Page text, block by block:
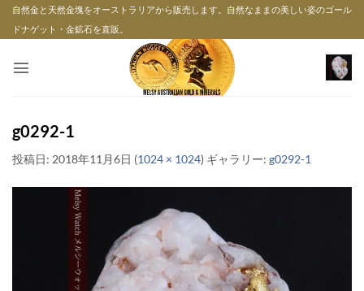
Skip自然金と天然金塊をオーストラリアから販売します。自然なままの美しい姿のゴール
ドナゲット・金鉱石を直販。
g0292-1
投稿日: 2018年11月6日 (1024 × 1024) ギャラリー: g0292-1